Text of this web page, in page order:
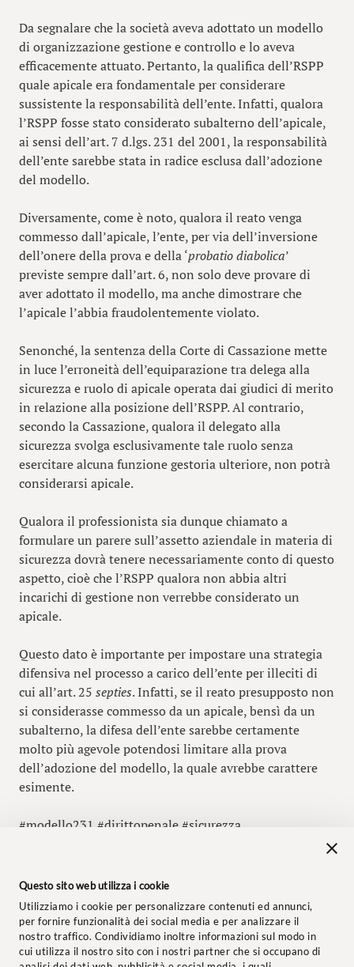
Questo sito web utilizza i cookie
Utilizziamo i cookie per personalizzare contenuti ed annunci,
per fornire funzionalità dei social media e per analizzare il
nostro traffico. Condividiamo inoltre informazioni sul modo in
cui utilizza il nostro sito con i nostri partner che si occupano di
Da segnalare che la società aveva adottato un modello
di organizzazione gestione e controllo e lo aveva
efficacemente attuato. Pertanto, la qualifica dell’RSPP
quale apicale era fondamentale per considerare
sussistente la responsabilità dell’ente. Infatti, qualora
l’RSPP fosse stato considerato subalterno dell’apicale,
ai sensi dell’art. 7 d.lgs. 231 del 2001, la responsabilità
dell’ente sarebbe stata in radice esclusa dall’adozione
del modello.
Diversamente, come è noto, qualora il reato venga
commesso dall’apicale, l’ente, per via dell’inversione
dell’onere della prova e della ‘probatio diabolica’
previste sempre dall’art. 6, non solo deve provare di
aver adottato il modello, ma anche dimostrare che
l’apicale l’abbia fraudolentemente violato.
Senonché, la sentenza della Corte di Cassazione mette
in luce l’erroneità dell’equiparazione tra delega alla
sicurezza e ruolo di apicale operata dai giudici di merito
in relazione alla posizione dell’RSPP. Al contrario,
secondo la Cassazione, qualora il delegato alla
sicurezza svolga esclusivamente tale ruolo senza
esercitare alcuna funzione gestoria ulteriore, non potrà
considerarsi apicale.
Qualora il professionista sia dunque chiamato a
formulare un parere sull’assetto aziendale in materia di
sicurezza dovrà tenere necessariamente conto di questo
aspetto, cioè che l’RSPP qualora non abbia altri
incarichi di gestione non verrebbe considerato un
apicale.
Questo dato è importante per impostare una strategia
difensiva nel processo a carico dell’ente per illeciti di
cui all’art. 25 septies. Infatti, se il reato presupposto non
si considerasse commesso da un apicale, bensì da un
subalterno, la difesa dell’ente sarebbe certamente
molto più agevole potendosi limitare alla prova
dell’adozione del modello, la quale avrebbe carattere
esimente.
#modello231 #dirittopenale #sicurezza